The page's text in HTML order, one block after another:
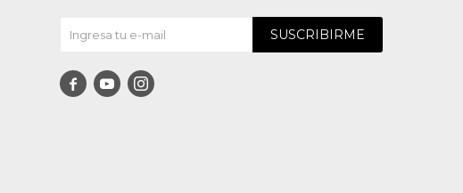
SUSCRIBIRME
  